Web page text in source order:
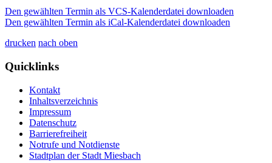
Den gewählten Termin als VCS-Kalenderdatei downloaden
Den gewählten Termin als iCal-Kalenderdatei downloaden
drucken nach oben
Quicklinks
Kontakt
Inhaltsverzeichnis
Impressum
Datenschutz
Barrierefreiheit
Notrufe und Notdienste
Stadtplan der Stadt Miesbach